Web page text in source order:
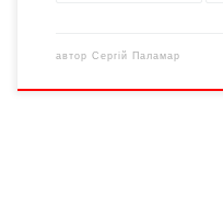
автор Сергій Паламар